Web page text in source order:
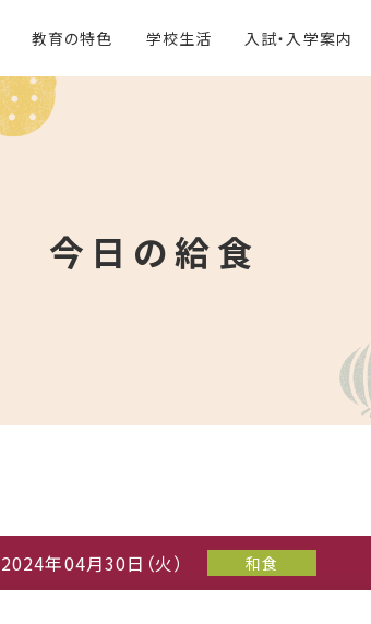
教育の特色 学校生活 入試・入学案内
今日の給食
2024年04月30日（火） 和食